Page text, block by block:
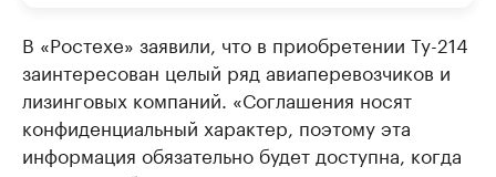
В «Ростехе» заявили, что в приобретении Ту-214
заинтересован целый ряд авиаперевозчиков и
лизинговых компаний. «Соглашения носят
конфиденциальный характер, поэтому эта
информация обязательно будет доступна, когда